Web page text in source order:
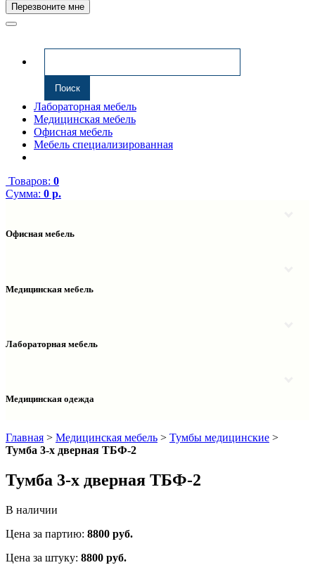
Перезвоните мне
Лабораторная мебель
Медицинская мебель
Офисная мебель
Мебель специализированная
Товаров: 0
Сумма: 0 р.
Офисная мебель
Надстройки
Столы рабочие
Шкафы колонки
Медицинская мебель
Шкафы колонки медицинские
Лабораторная мебель
Тумбы мойки лабораторные
Медицинская одежда
Главная > Медицинская мебель > Тумбы медицинские >
Тумба 3-х дверная ТБФ-2
Тумба 3-х дверная ТБФ-2
В наличии
Цена за партию: 8800 руб.
Цена за штуку: 8800 руб.